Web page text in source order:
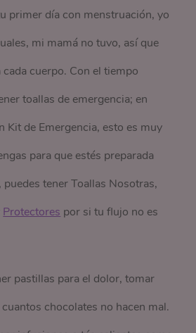
primer día con menstruación, yo
mi mamá no tuvo, así que
cada cuerpo. Con el tiempo
toallas de emergencia; en
Kit de Emergencia, esto es muy
para que estés preparada
tener Toallas Nosotras,
Protectores por si tu flujo no es
pastillas para el dolor, tomar
chocolates no hacen mal.